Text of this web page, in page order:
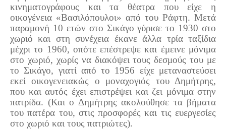
κινηματογράφους και τα θέατρα που είχε η
οικογένεια «Βασιλόπουλοι» από του Ράφτη. Μετά
παραμονή 10 ετών στο Σικάγο γύρισε το 1930 στο
χωριό και στη συνέχεια έκανε άλλα τρία ταξίδια
μέχρι το 1960, οπότε επέστρεψε και έμεινε μόνιμα
στο χωριό, χωρίς να διακόψει τους δεσμούς του με
το Σικάγο, γιατί από το 1956 είχε μεταναστεύσει
εκεί οικογενειακώς ο μοναχογιός του Δημήτρης,
που και αυτός έχει επιστρέψει και ζει μόνιμα στην
πατρίδα. (Και ο Δημήτρης ακολούθησε τα βήματα
του πατέρα του, στις προσφορές και τις ευεργεσίες
στο χωριό και τους πατριώτες).